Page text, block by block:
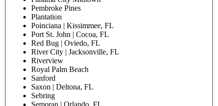
Pembroke Pines
Plantation
Poinciana | Kissimmee, FL
Port St. John | Cocoa, FL
Red Bug | Oviedo, FL
River City | Jacksonville, FL
Riverview
Royal Palm Beach
Sanford
Saxon | Deltona, FL
Sebring